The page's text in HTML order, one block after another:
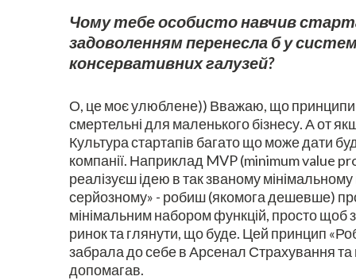
Чому тебе особисто навчив
задоволенням перенесла б у
консервативних галузей?
О, це моє улюблене)) Вважаю, що принципи
смертельні для маленького бізнесу. А от
Культура стартапів багато що може дати
компанії. Наприклад MVP (minimum value
реалізуєш ідею в так званому
серйозному» - робиш (якомога дешевше)
мінімальним набором функцій, просто щоб
ринок та глянути, що буде. Цей принцип
забрала до себе в Арсенал Страхування та
допомагав.